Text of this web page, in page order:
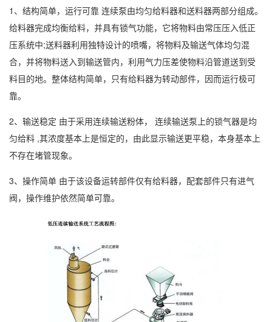
1、结构简单，运行可靠 连续泵由均匀给料器和送料器两部分组成。
给料器完成均衡给料，并具有锁气功能，它将物料由常压压入低正
压系统中;送料器利用独特设计的喷嘴，将物料及输送气体均匀混
合，并将物料送入到输送管内，利用气力压差使物料沿管道送到受
料目的地。整体结构简单，只有给料器为转动部件，因而运行极可
靠。
2、输送稳定 由于采用连续输送粉体， 连续输送泵上的锁气器是均
匀给料 ,其浓度基本上是恒定的，由此显示输送更平稳，本身基本上
不存在堵管现象。
3、操作简单 由于该设备运转部件仅有给料器，配套部件只有进气
阀，操作维护依然简单可靠。